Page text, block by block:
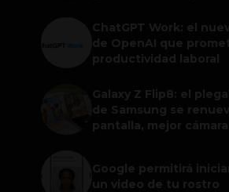
ChatGPT Work: el
de OpenAI que
productividad laboral
Galaxy Z Flip8: el
de Samsung se
pantalla, mejor
Google permitirá
un video de tu rostro